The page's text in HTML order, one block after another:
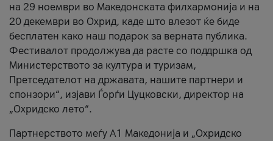
на 29 ноември во Македонската филхармонија и на
20 декември во Охрид, каде што влезот ќе биде
бесплатен како наш подарок за верната публика.
Фестивалот продолжува да расте со поддршка од
Министерството за култура и туризам,
Претседателот на државата, нашите партнери и
спонзори“, изјави Ѓорѓи Цуцковски, директор на
„Охридско лето“.
Партнерството меѓу A1 Македонија и „Охридско